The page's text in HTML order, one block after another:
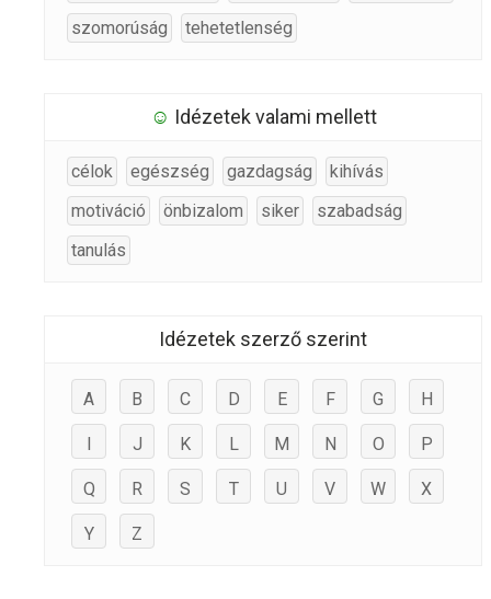
szomorúság
tehetetlenség
☺ Idézetek valami mellett
célok egészség gazdagság
kihívás
motiváció
önbizalom siker
szabadság
tanulás
Idézetek szerző szerint
A B C D E F G H
I J K L M N O P
Q R S T U V W X
Y Z